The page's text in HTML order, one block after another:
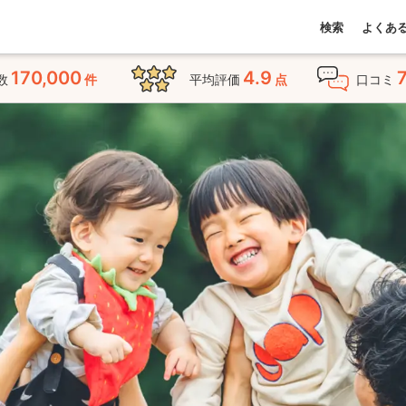
検索 よくあ
170,000件 平均評価 4.9 点 口コミ